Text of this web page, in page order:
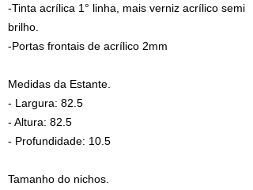
-Tinta acrílica 1° linha, mais verniz acrílico semi
brilho.
-Portas frontais de acrílico 2mm
Medidas da Estante.
- Largura: 82.5
- Altura: 82.5
- Profundidade: 10.5
Tamanho do nichos.